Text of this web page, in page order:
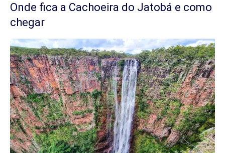
Onde fica a Cachoeira do Jatobá e como
chegar